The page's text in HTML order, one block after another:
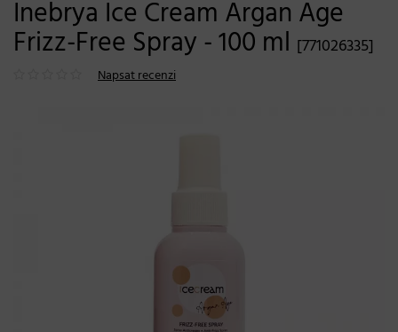
Inebrya Ice Cream Argan Age
Frizz-Free Spray - 100 ml [771026335]
Napsat recenzi